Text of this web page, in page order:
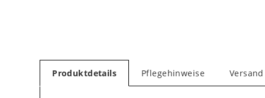
Produktdetails Pflegehinweise Versand